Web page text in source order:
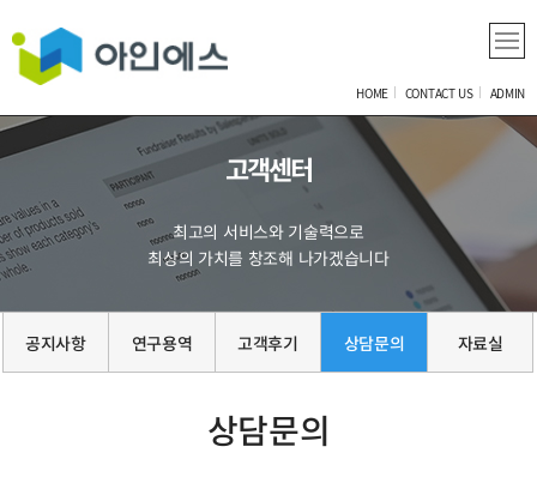
HOME CONTACT US ADMIN
고객센터
최고의 서비스와 기술력으로
최상의 가치를 창조해 나가겠습니다
공지사항 연구용역 고객후기 상담문의 자료실
상담문의